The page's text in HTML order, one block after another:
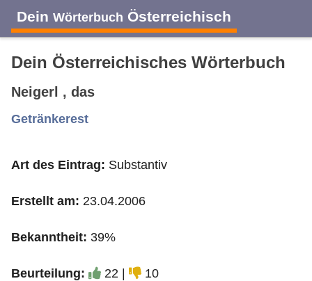
Dein Wörterbuch Österreichisch
A B C
J K L M N
Dein Österreichisches Wörterbuch
Neigerl , das
Getränkerest
Art des Eintrag: Substantiv
Erstellt am: 23.04.2006
Bekanntheit: 39%
Beurteilung: 22 | 10